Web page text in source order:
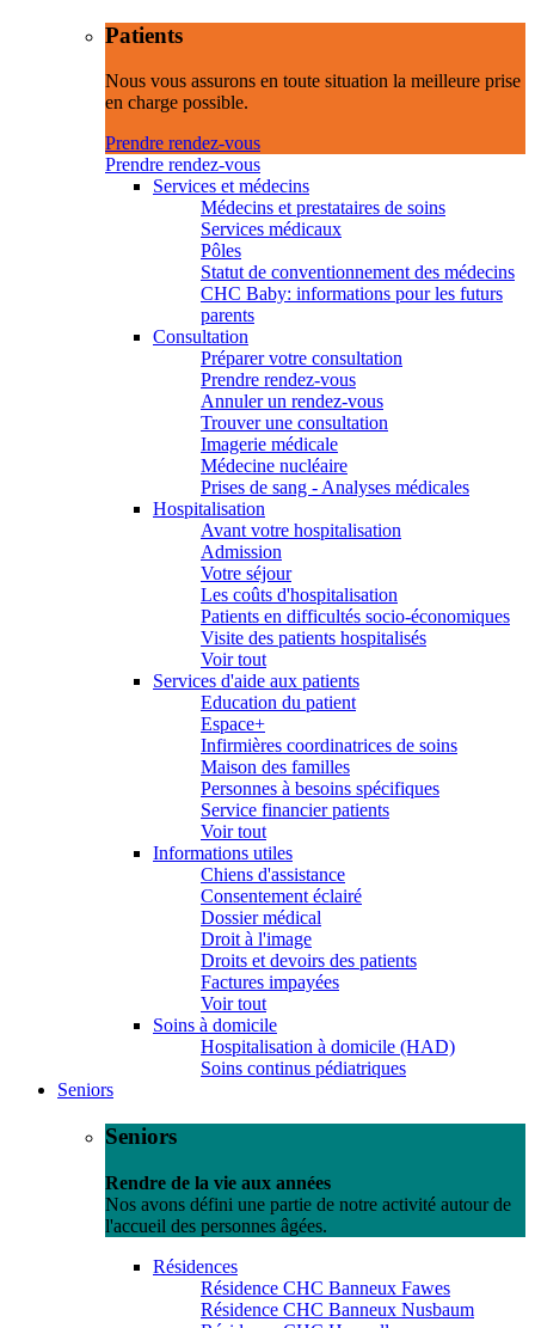
Patients
Nous vous assurons en toute situation la meilleure prise
en charge possible.
Prendre rendez-vous
Prendre rendez-vous
Services et médecins
Médecins et prestataires de soins
Services médicaux
Pôles
Statut de conventionnement des médecins
CHC Baby: informations pour les futurs
parents
Consultation
Préparer votre consultation
Prendre rendez-vous
Annuler un rendez-vous
Trouver une consultation
Imagerie médicale
Médecine nucléaire
Prises de sang - Analyses médicales
Hospitalisation
Avant votre hospitalisation
Admission
Votre séjour
Les coûts d'hospitalisation
Patients en difficultés socio-économiques
Visite des patients hospitalisés
Voir tout
Services d'aide aux patients
Education du patient
Espace+
Infirmières coordinatrices de soins
Maison des familles
Personnes à besoins spécifiques
Service financier patients
Voir tout
Informations utiles
Chiens d'assistance
Consentement éclairé
Dossier médical
Droit à l'image
Droits et devoirs des patients
Factures impayées
Voir tout
Soins à domicile
Hospitalisation à domicile (HAD)
Soins continus pédiatriques
Seniors
Seniors
Rendre de la vie aux années
Nos avons défini une partie de notre activité autour de
l'accueil des personnes âgées.
Résidences
Résidence CHC Banneux Fawes
Résidence CHC Banneux Nusbaum